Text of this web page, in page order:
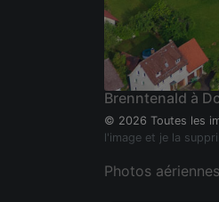
Brenntenald à
© 2026 Toutes les
l'image et je la
Photos